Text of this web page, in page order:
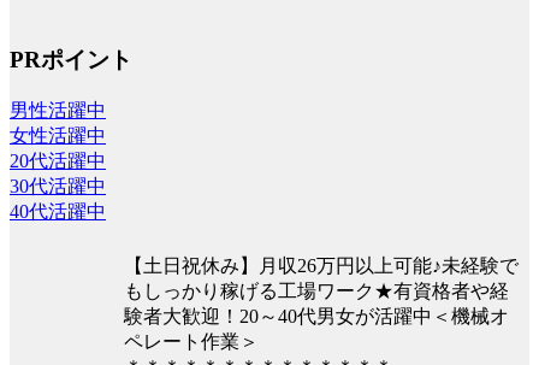
PRポイント
男性活躍中
女性活躍中
20代活躍中
30代活躍中
40代活躍中
【土日祝休み】月収26万円以上可能♪未経験で
もしっかり稼げる工場ワーク★有資格者や経
験者大歓迎！20～40代男女が活躍中＜機械オ
ペレート作業＞